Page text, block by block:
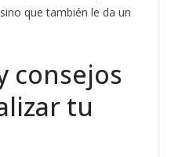
que también le da un
consejos
tu